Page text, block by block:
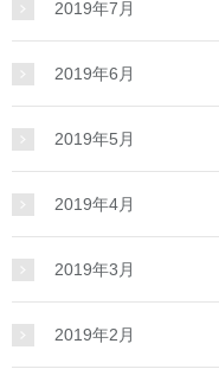
2019年7月
2019年6月
2019年5月
2019年4月
2019年3月
2019年2月